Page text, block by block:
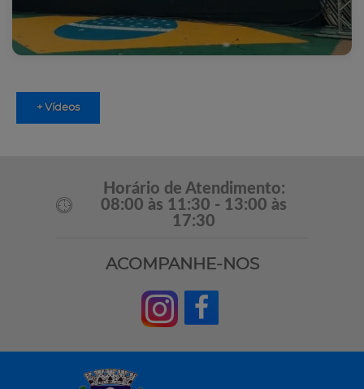
+ Vídeos
Horário de Atendimento:
08:00 às 11:30 - 13:00 às
17:30
ACOMPANHE-NOS